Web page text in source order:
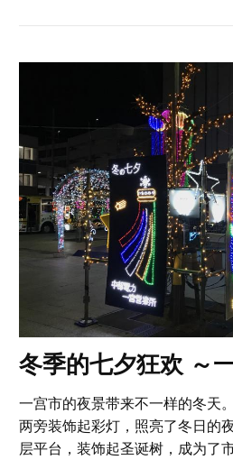
冬季的七夕狂欢 ～
一宫市的夜景带来不一样的冬天
两旁装饰起彩灯，照亮了冬日的
层平台，装饰起圣诞树，成为了